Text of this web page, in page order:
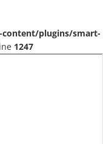
plugins/smart-
1247